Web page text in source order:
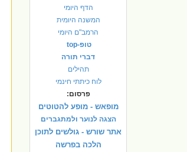
הדף היומי
המשנה היומית
הרמב"ם היומי
טופ-top
דברי תורה
תהילים
לוח כיתתי חינמי
פרסום:
מופאש - מופע להטוטים
הצגה לנוער ולמתגברים
אתר שורש - גולשים לתוכן
הלכה בפרשה